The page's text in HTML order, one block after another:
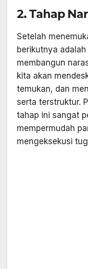
2. Tahap
Setelah
berikutnya
membangun
kita akan
temukan, dan
serta terstruktur.
tahap ini sangat
mempermudah
mengeksekusi